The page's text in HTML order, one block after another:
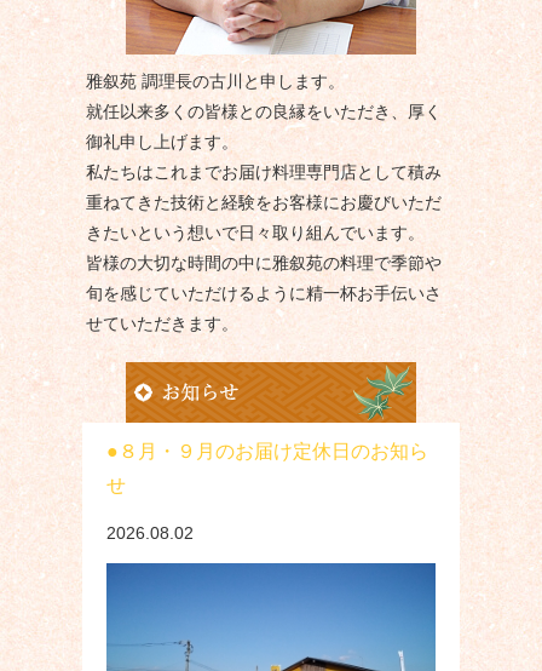
雅叙苑 調理長の古川と申します。
就任以来多くの皆様との良縁をいただき、厚く
御礼申し上げます。
私たちはこれまでお届け料理専門店として積み
重ねてきた技術と経験をお客様にお慶びいただ
きたいという想いで日々取り組んでいます。
皆様の大切な時間の中に雅叙苑の料理で季節や
旬を感じていただけるように精一杯お手伝いさ
せていただきます。
８月・９月のお届け定休日のお知ら
せ
2026.08.02